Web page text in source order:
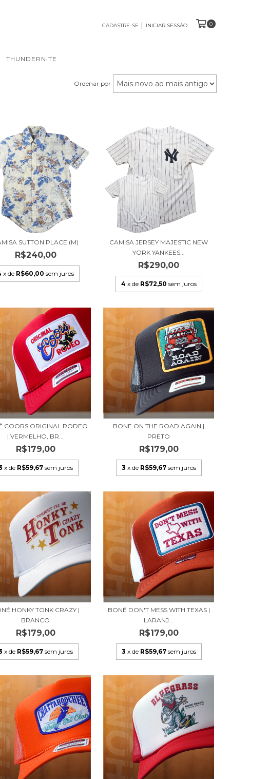
CADASTRE-SE INICIAR SESSÃO 0
THUNDERNITE
Ordenar por
SUTTON PLACE (M)
R$240,00
x de R$60,00 sem juros
CAMISA JERSEY MAJESTIC NEW
YORK YANKEES...
R$290,00
4 x de R$72,50 sem juros
COORS ORIGINAL RODEO
| VERMELHO, BR...
R$179,00
x de R$59,67 sem juros
BONE ON THE ROAD AGAIN |
PRETO
R$179,00
3 x de R$59,67 sem juros
HONKY TONK CRAZY |
BRANCO
R$179,00
x de R$59,67 sem juros
BONÉ DON'T MESS WITH TEXAS |
LARANJ...
R$179,00
3 x de R$59,67 sem juros